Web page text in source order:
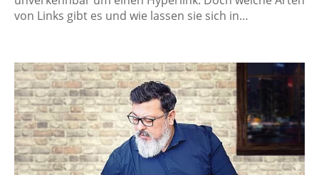
von Links gibt es und wie lassen sie sich in…